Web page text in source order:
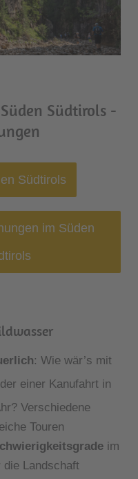
Südtirols -
Südtirols
im Süden
: Wie wär’s mit
einer Kanufahrt in
Verschiedene
Touren
im
die Landschaft